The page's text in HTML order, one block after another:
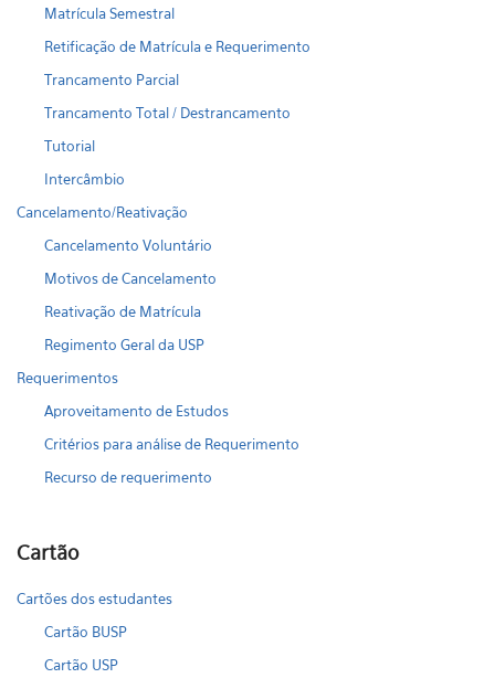
Matrícula Semestral
Retificação de Matrícula e Requerimento
Trancamento Parcial
Trancamento Total / Destrancamento
Tutorial
Intercâmbio
Cancelamento/Reativação
Cancelamento Voluntário
Motivos de Cancelamento
Reativação de Matrícula
Regimento Geral da USP
Requerimentos
Aproveitamento de Estudos
Critérios para análise de Requerimento
Recurso de requerimento
Cartão
Cartões dos estudantes
Cartão BUSP
Cartão USP